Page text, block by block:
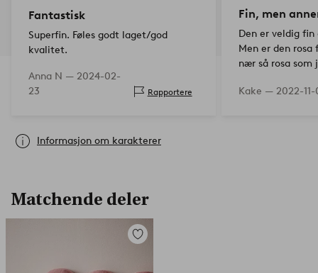
Fantastisk
Superfin. Føles godt laget/god
kvalitet.
Anna N — 2024-02-
23
Rapportere
Fin, men
Den er veldig fin
Men er den
nær så rosa som
fargen?
Kake — 2022-
Informasjon om karakterer
Matchende deler
Legg